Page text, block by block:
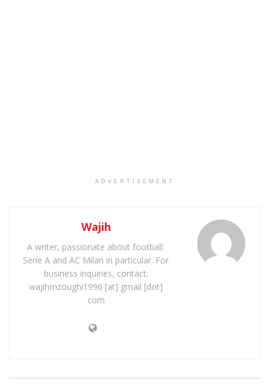
ADVERTISEMENT
Wajih
A writer, passionate about football:
Serie A and AC Milan in particular. For
business inquiries, contact:
wajihmzoughi1996 [at] gmail [dot]
com